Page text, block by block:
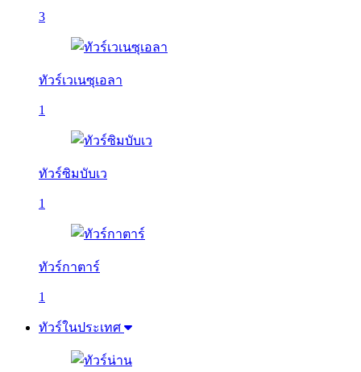
3
ทัวร์เวเนซุเอลา
1
ทัวร์ซิมบับเว
1
ทัวร์กาตาร์
1
ทัวร์ในประเทศ